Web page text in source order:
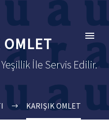
OMLET
İle Servis Edilir.
KARIŞIK OMLET